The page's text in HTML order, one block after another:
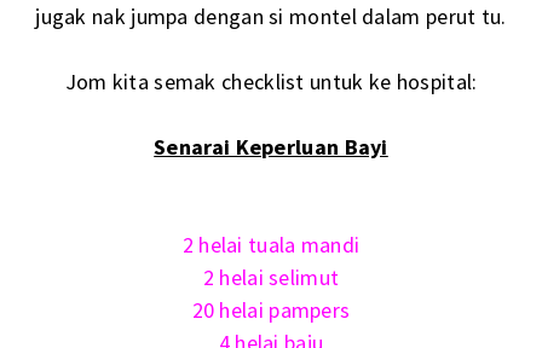
jugak nak jumpa dengan si montel dalam perut tu.
Jom kita semak checklist untuk ke hospital:
Senarai Keperluan Bayi
2 helai tuala mandi
2 helai selimut
20 helai pampers